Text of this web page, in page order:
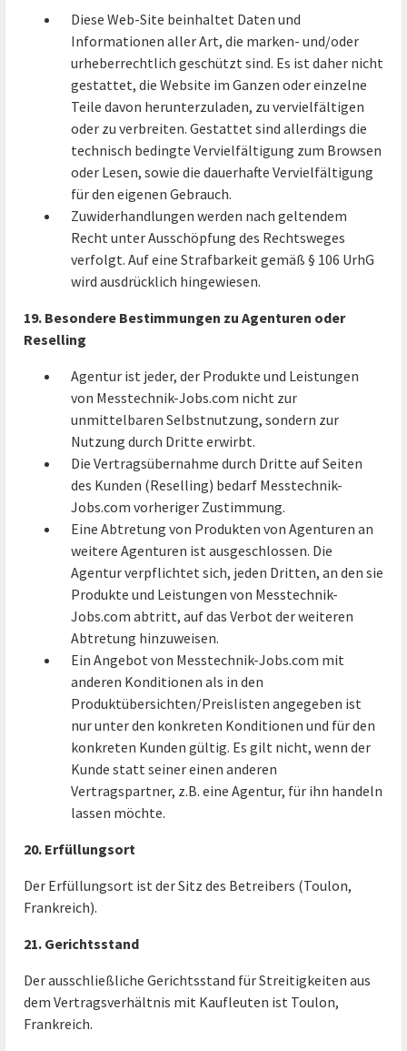
Diese Web-Site beinhaltet Daten und
Informationen aller Art, die marken- und/oder
urheberrechtlich geschützt sind. Es ist daher nicht
gestattet, die Website im Ganzen oder einzelne
Teile davon herunterzuladen, zu vervielfältigen
oder zu verbreiten. Gestattet sind allerdings die
technisch bedingte Vervielfältigung zum Browsen
oder Lesen, sowie die dauerhafte Vervielfältigung
für den eigenen Gebrauch.
Zuwiderhandlungen werden nach geltendem
Recht unter Ausschöpfung des Rechtsweges
verfolgt. Auf eine Strafbarkeit gemäß § 106 UrhG
wird ausdrücklich hingewiesen.
19. Besondere Bestimmungen zu Agenturen oder
Reselling
Agentur ist jeder, der Produkte und Leistungen
von Messtechnik-Jobs.com nicht zur
unmittelbaren Selbstnutzung, sondern zur
Nutzung durch Dritte erwirbt.
Die Vertragsübernahme durch Dritte auf Seiten
des Kunden (Reselling) bedarf Messtechnik-
Jobs.com vorheriger Zustimmung.
Eine Abtretung von Produkten von Agenturen an
weitere Agenturen ist ausgeschlossen. Die
Agentur verpflichtet sich, jeden Dritten, an den sie
Produkte und Leistungen von Messtechnik-
Jobs.com abtritt, auf das Verbot der weiteren
Abtretung hinzuweisen.
Ein Angebot von Messtechnik-Jobs.com mit
anderen Konditionen als in den
Produktübersichten/Preislisten angegeben ist
nur unter den konkreten Konditionen und für den
konkreten Kunden gültig. Es gilt nicht, wenn der
Kunde statt seiner einen anderen
Vertragspartner, z.B. eine Agentur, für ihn handeln
lassen möchte.
20. Erfüllungsort
Der Erfüllungsort ist der Sitz des Betreibers (Toulon,
Frankreich).
21. Gerichtsstand
Der ausschließliche Gerichtsstand für Streitigkeiten aus
dem Vertragsverhältnis mit Kaufleuten ist Toulon,
Frankreich.